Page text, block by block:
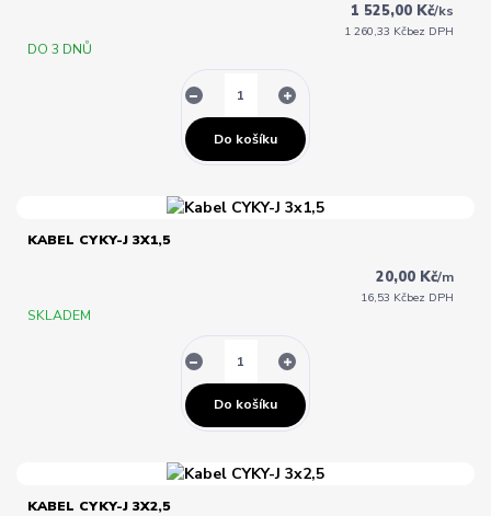
1 525,00 Kč/ks
1 260,33 Kčbez DPH
DO 3 DNŮ
Do košíku
KABEL CYKY-J 3X1,5
20,00 Kč/m
16,53 Kčbez DPH
SKLADEM
Do košíku
KABEL CYKY-J 3X2,5